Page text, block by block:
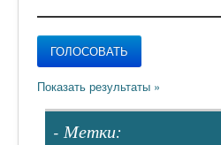
- Метки: